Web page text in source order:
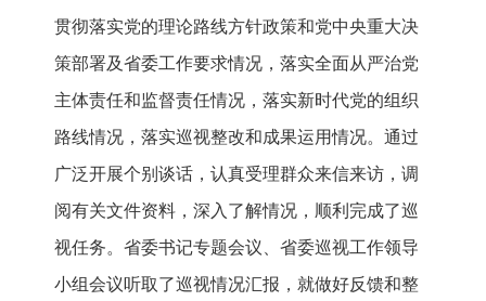
贯彻落实党的理论路线方针政策和党中央重大决
策部署及省委工作要求情况，落实全面从严治党
主体责任和监督责任情况，落实新时代党的组织
路线情况，落实巡视整改和成果运用情况。通过
广泛开展个别谈话，认真受理群众来信来访，调
阅有关文件资料，深入了解情况，顺利完成了巡
视任务。省委书记专题会议、省委巡视工作领导
小组会议听取了巡视情况汇报，就做好反馈和整